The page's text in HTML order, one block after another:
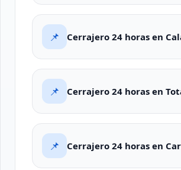
📌 Cerrajero 24 horas en
📌 Cerrajero 24 horas en
📌 Cerrajero 24 horas en